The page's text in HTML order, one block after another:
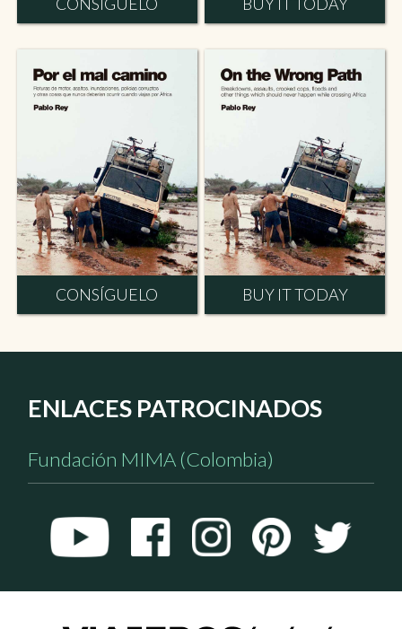
CONSÍGUELO BUY IT TODAY
ENLACES PATROCINADOS
Fundación MIMA (Colombia)